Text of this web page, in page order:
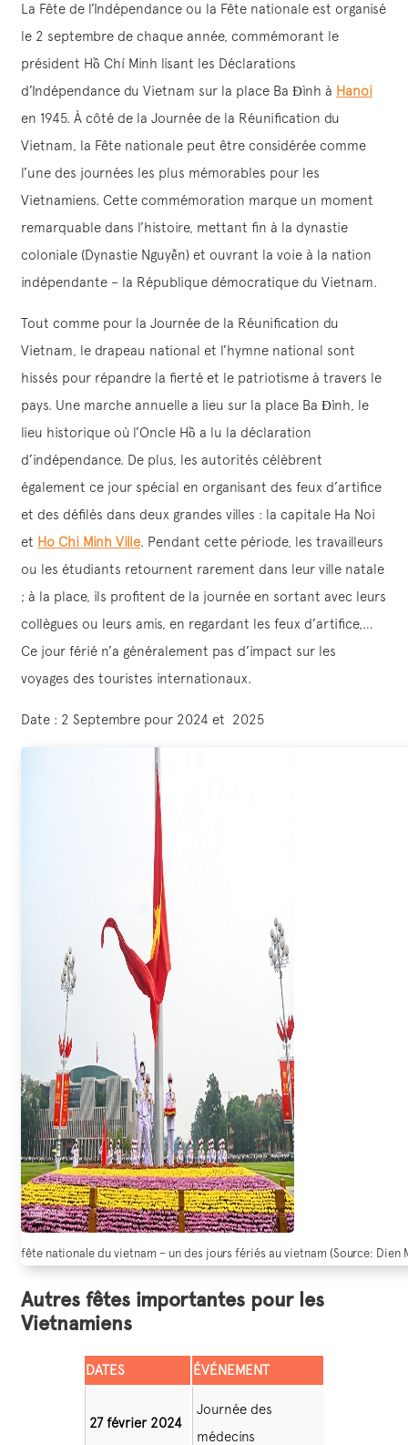
La Fête de l’Indépendance ou la Fête nationale est organisé
le 2 septembre de chaque année, commémorant le
président Hồ Chí Minh lisant les Déclarations
d’Indépendance du Vietnam sur la place Ba Đình à Hanoi
en 1945. À côté de la Journée de la Réunification du
Vietnam, la Fête nationale peut être considérée comme
l’une des journées les plus mémorables pour les
Vietnamiens. Cette commémoration marque un moment
remarquable dans l’histoire, mettant fin à la dynastie
coloniale (Dynastie Nguyễn) et ouvrant la voie à la nation
indépendante – la République démocratique du Vietnam.
Tout comme pour la Journée de la Réunification du
Vietnam, le drapeau national et l’hymne national sont
hissés pour répandre la fierté et le patriotisme à travers le
pays. Une marche annuelle a lieu sur la place Ba Đình, le
lieu historique où l’Oncle Hồ a lu la déclaration
d’indépendance. De plus, les autorités célèbrent
également ce jour spécial en organisant des feux d’artifice
et des défilés dans deux grandes villes : la capitale Ha Noi
et Ho Chi Minh Ville. Pendant cette période, les travailleurs
ou les étudiants retournent rarement dans leur ville natale
; à la place, ils profitent de la journée en sortant avec leurs
collègues ou leurs amis, en regardant les feux d’artifice,…
Ce jour férié n’a généralement pas d’impact sur les
voyages des touristes internationaux.
Date : 2 Septembre pour 2024 et 2025
fête nationale du vietnam – un des jours fériés au vietnam (Source: Dien
Autres fêtes importantes pour les
Vietnamiens
DATES ÉVÉNEMENT
27 février 2024
Journée des
médecins